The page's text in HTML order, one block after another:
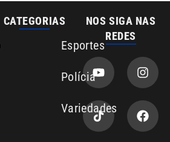
CATEGORIAS
Esportes
Polícia
Variedades
NOS SIGA NAS
REDES